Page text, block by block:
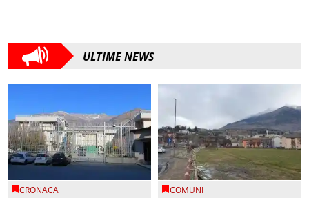
ULTIME NEWS
CRONACA COMUNI